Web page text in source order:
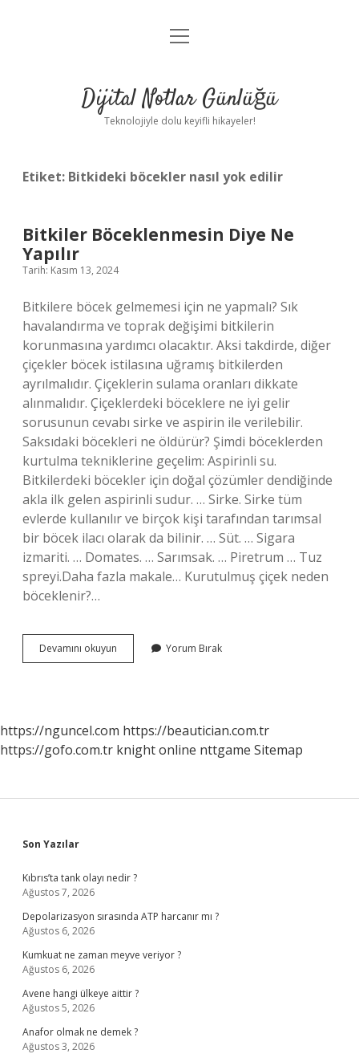
Anasayfa
Yasal Uyarı
menüyü
Dijital Notlar Günlüğü
Teknolojiyle dolu keyifli hikayeler!
Etiket: Bitkideki böcekler nasıl yok edilir
Bitkiler Böceklenmesin Diye Ne
Yapılır
Tarih: Kasım 13, 2024
Bitkilere böcek gelmemesi için ne yapmalı? Sık
havalandırma ve toprak değişimi bitkilerin
korunmasına yardımcı olacaktır. Aksi takdirde, diğer
çiçekler böcek istilasına uğramış bitkilerden
ayrılmalıdır. Çiçeklerin sulama oranları dikkate
alınmalıdır. Çiçeklerdeki böceklere ne iyi gelir
sorusunun cevabı sirke ve aspirin ile verilebilir.
Saksıdaki böcekleri ne öldürür? Şimdi böceklerden
kurtulma tekniklerine geçelim: Aspirinli su.
Bitkilerdeki böcekler için doğal çözümler dendiğinde
akla ilk gelen aspirinli sudur. … Sirke. Sirke tüm
evlerde kullanılır ve birçok kişi tarafından tarımsal
bir böcek ilacı olarak da bilinir. … Süt. … Sigara
izmariti. … Domates. … Sarımsak. … Piretrum … Tuz
spreyi.Daha fazla makale… Kurutulmuş çiçek neden
böceklenir?…
Devamını okuyun
Böceklenmesin
Yorum Bırak
https://nguncel.com https://beautician.com.tr
https://gofo.com.tr knight online nttgame Sitemap
Sidebar
Son Yazılar
Kıbrıs’ta tank olayı nedir ?
Ağustos 7, 2026
Depolarizasyon sırasında ATP harcanır mı ?
Ağustos 6, 2026
Kumkuat ne zaman meyve veriyor ?
Ağustos 6, 2026
Avene hangi ülkeye aittir ?
Ağustos 5, 2026
Anafor olmak ne demek ?
Ağustos 3, 2026